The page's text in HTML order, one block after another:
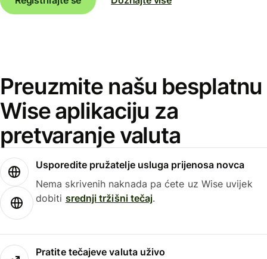
Preuzmite našu besplatnu
Wise aplikaciju za
pretvaranje valuta
Usporedite pružatelje usluga prijenosa novca
Nema skrivenih naknada pa ćete uz Wise uvijek
dobiti srednji tržišni tečaj.
Pratite tečajeve valuta uživo